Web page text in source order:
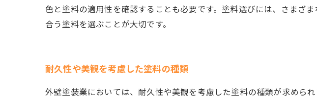
色と塗料の適用性を確認することも必要です。塗料選びには、さまざ
合う塗料を選ぶことが大切です。
耐久性や美観を考慮した塗料の種類
外壁塗装業においては、耐久性や美観を考慮した塗料の種類が求めら